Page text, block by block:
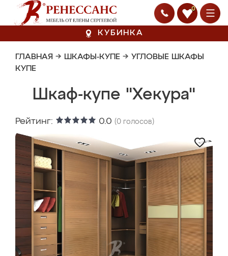
0
КУБИНКА
ГЛАВНАЯ → ШКАФЫ-КУПЕ → УГЛОВЫЕ ШКАФЫ
КУПЕ
Шкаф-купе "Хекура"
Рейтинг: 0.0 (0 голосов)